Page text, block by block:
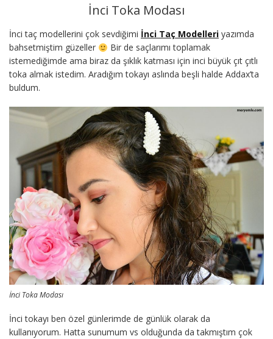
İnci Toka Modası
İnci taç modellerini çok sevdiğimi İnci Taç Modelleri yazımda
bahsetmiştim güzeller
Bir de saçlarımı toplamak
istemediğimde ama biraz da şıklık katması için inci büyük çıt çıtlı
toka almak istedim. Aradığım tokayı aslında beşli halde Addax’ta
buldum.
İnci Toka Modası
İnci tokayı ben özel günlerimde de günlük olarak da
kullanıyorum. Hatta sunumum vs olduğunda da takmıştım çok